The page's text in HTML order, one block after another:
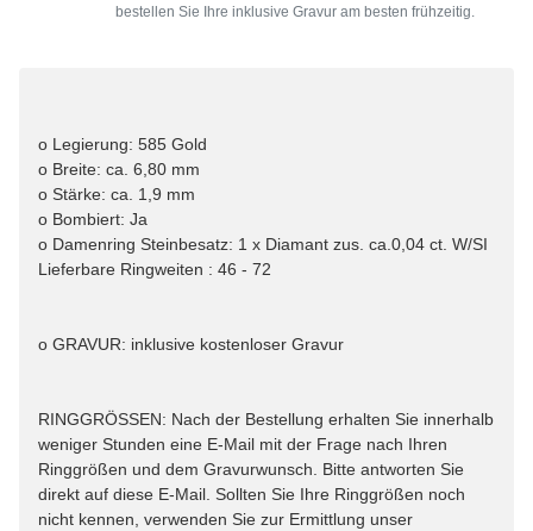
bestellen Sie Ihre inklusive Gravur am besten frühzeitig.
o Legierung: 585 Gold
o Breite: ca. 6,80 mm
o Stärke: ca. 1,9 mm
o Bombiert: Ja
o Damenring Steinbesatz: 1 x Diamant zus. ca.0,04 ct. W/SI
Lieferbare Ringweiten : 46 - 72
o GRAVUR: inklusive kostenloser Gravur
RINGGRÖSSEN: Nach der Bestellung erhalten Sie innerhalb
weniger Stunden eine E-Mail mit der Frage nach Ihren
Ringgrößen und dem Gravurwunsch. Bitte antworten Sie
direkt auf diese E-Mail. Sollten Sie Ihre Ringgrößen noch
nicht kennen, verwenden Sie zur Ermittlung unser